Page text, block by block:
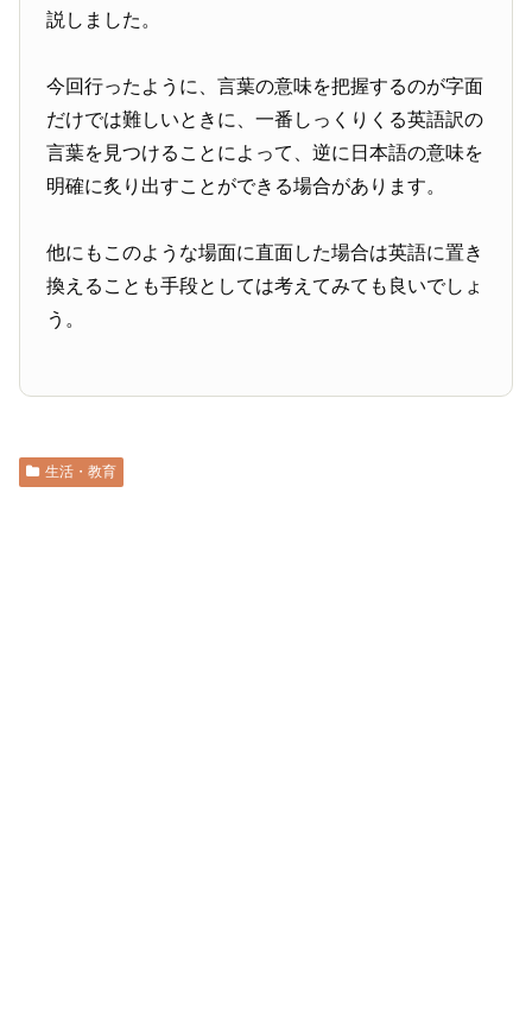
説しました。
今回行ったように、言葉の意味を把握するのが字面
だけでは難しいときに、一番しっくりくる英語訳の
言葉を見つけることによって、逆に日本語の意味を
明確に炙り出すことができる場合があります。
他にもこのような場面に直面した場合は英語に置き
換えることも手段としては考えてみても良いでしょ
う。
生活・教育